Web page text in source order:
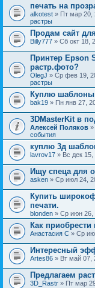
печать на
alkotest » Пт мар 20,
растры
Продам сайт
Billy777 » Сб окт 18,
Принтер Epson
растр.фото?
OlegJ » Ср фев 19,
растры
Куплю шаблоны
bak19 » Пн янв 27,
3DMasterKit в
Алексей Поляков »
события
куплю 3д
lavrov17 » Вс дек
Ищу спеца для
asken » Ср июл 24,
Купить
печати.
blonden » Ср июн 26,
Как приобрести
Анастасия С » Ср
Интересный
Artes86 » Вт май 07,
Предлагаем
3D_Rastr » Пт мар